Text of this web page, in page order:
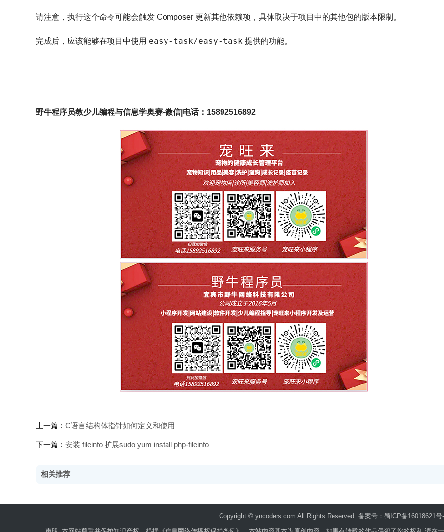
请注意，执行这个命令可能会触发 Composer 更新其他依赖项，具体取决于项目中的其他包的版本限制。
完成后，应该能够在项目中使用 easy-task/easy-task 提供的功能。
野牛程序员教少儿编程与信息学奥赛-微信|电话：15892516892
上一篇： C语言结构体指针如何定义和使用
下一篇： 安装 fileinfo 扩展sudo yum install php-fileinfo
相关推荐
Copyright © yncoders.com All Rights Reserved. 备案号： 蜀ICP备16018621号